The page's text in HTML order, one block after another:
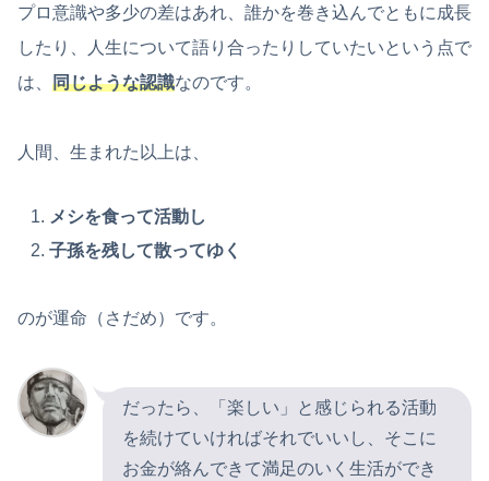
プロ意識や多少の差はあれ、誰かを巻き込んでともに成長
したり、人生について語り合ったりしていたいという点で
は、 同じような認識なのです。
人間、生まれた以上は、
メシを食って活動し
子孫を残して散ってゆく
のが運命（さだめ）です。
だったら、「楽しい」と感じられる活動
を続けていければそれでいいし、そこに
お金が絡んできて満足のいく生活ができ